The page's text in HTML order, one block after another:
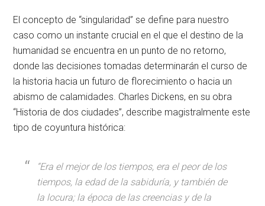
El concepto de “singularidad” se define para nuestro
caso como un instante crucial en el que el destino de la
humanidad se encuentra en un punto de no retorno,
donde las decisiones tomadas determinarán el curso de
la historia hacia un futuro de florecimiento o hacia un
abismo de calamidades. Charles Dickens, en su obra
“Historia de dos ciudades”, describe magistralmente este
tipo de coyuntura histórica:
“Era el mejor de los tiempos, era el peor de los
tiempos, la edad de la sabiduría, y también de
la locura; la época de las creencias y de la